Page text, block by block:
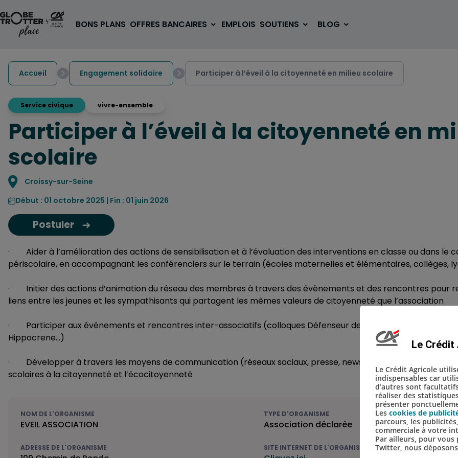
BONS PLANS OFFRES BANCAIRES EMPLOIS SOUTIENS BLOG
A PARTIR DE 3€
1 carte, 0 frais à l'étranger
Accueil Engagement solidaire Participer à l’éveil à la citoyenneté en milieu scolaire
Service civique vivre-ensemble
Participer à l’éveil à la citoyenneté en
scolaire
Localisation
Croissy-sur-Seine
Début : 01 octobre 2025 | Fin : 01 juin 2026
Postuler
· Aider à l’amélioration des actions de sensibilisation et à l’évaluation des interventions en classe ou dans le
périscolaire, en accompagnant les conférenciers sur le terrain (écoles maternelles et élémentaires, collèges,
· Initier des actions d’animation du réseau des membres à travers des évènements et des rencontres pour
liens entre les jeunes et les sympathisants qui partagent les mêmes valeurs de citoyenneté que l’association
· Participer aux événements et rencontres inter-associatifs (colloques Défenseur des droits, Cofrade,
Hippocrene…)
· Développer à travers les moyens de communication (réseaux sociaux, presse, newsletter…) l’intérêt des
scolaires à la citoyenneté et l’écocitoyenneté
NOM DE L'ORGANISME
EVEIL ASSOCIATION
TYPE D'ORGANISME
Association déclarée
ADRESSE DE L'ORGANISME SITE INTERNET DE L'ORGANISME
Le
Le Crédit Agricole
indispensables car
d’autres sont
réaliser des
présenter
Les cookies de
parcours, les
commerciale à votre
Par ailleurs, pour
Twitter, nous